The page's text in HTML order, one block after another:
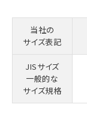
当社の
サイズ表記
JISサイズ
一般的な
サイズ規格